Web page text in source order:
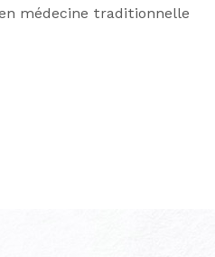
médecine traditionnelle